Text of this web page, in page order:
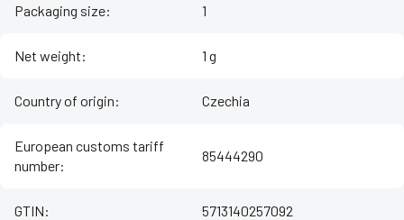
Packaging size: 1
Net weight: 1 g
Country of origin: Czechia
European customs tariff
number:
85444290
GTIN: 5713140257092